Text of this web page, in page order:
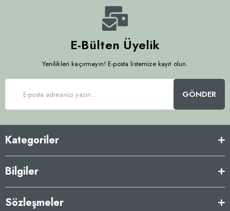
E-Bülten Üyelik
Yenilikleri kaçırmayın! E-posta listemize kayıt olun.
GÖNDER
Kategoriler
Bilgiler
Sözleşmeler